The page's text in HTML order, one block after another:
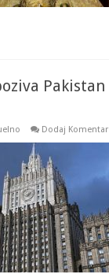
Dodaj Komentar